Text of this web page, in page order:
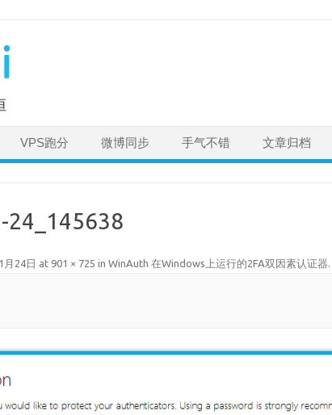
VPS跑分 微博同步 手气不错 文章归档
24_145638
月24日 at 901 × 725 in WinAuth 在Windows上运行的2FA双因素认证器.